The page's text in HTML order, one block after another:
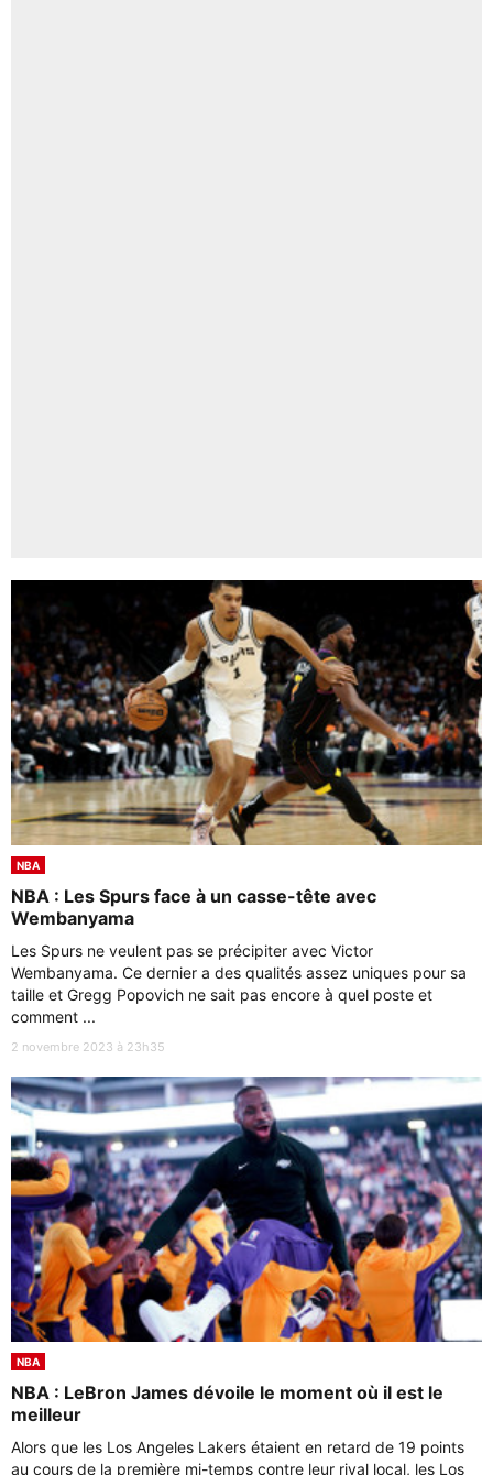
NBA
NBA : Les Spurs face à un casse-tête avec
Wembanyama
Les Spurs ne veulent pas se précipiter avec Victor
Wembanyama. Ce dernier a des qualités assez uniques pour sa
taille et Gregg Popovich ne sait pas encore à quel poste et
comment ...
2 novembre 2023 à 23h35
NBA
NBA : LeBron James dévoile le moment où il est le
meilleur
Alors que les Los Angeles Lakers étaient en retard de 19 points
au cours de la première mi-temps contre leur rival local, les Los